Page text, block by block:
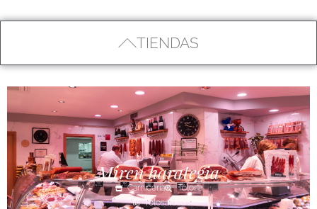
TIENDAS
Miren harategia
Carnicería
Tolosa
Tolosaldea